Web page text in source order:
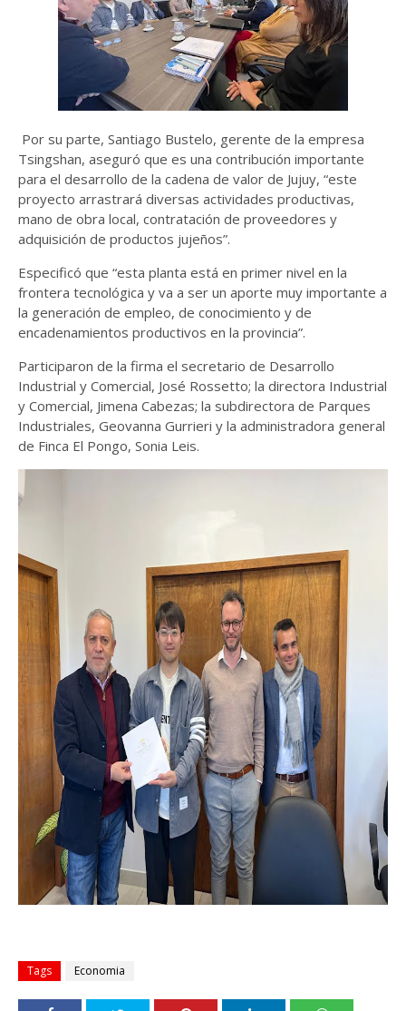
Por su parte, Santiago Bustelo, gerente de la empresa
Tsingshan, aseguró que es una contribución importante
para el desarrollo de la cadena de valor de Jujuy, “este
proyecto arrastrará diversas actividades productivas,
mano de obra local, contratación de proveedores y
adquisición de productos jujeños”.
Especificó que “esta planta está en primer nivel en la
frontera tecnológica y va a ser un aporte muy importante a
la generación de empleo, de conocimiento y de
encadenamientos productivos en la provincia”.
Participaron de la firma el secretario de Desarrollo
Industrial y Comercial, José Rossetto; la directora Industrial
y Comercial, Jimena Cabezas; la subdirectora de Parques
Industriales, Geovanna Gurrieri y la administradora general
de Finca El Pongo, Sonia Leis.
Tags Economia